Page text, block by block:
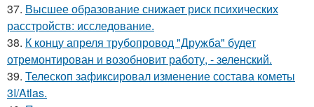
37. Высшее образование снижает риск психических
расстройств: исследование.
38. К концу апреля трубопровод "Дружба" будет
отремонтирован и возобновит работу, - зеленский.
39. Телескоп зафиксировал изменение состава кометы
3I/Atlas.